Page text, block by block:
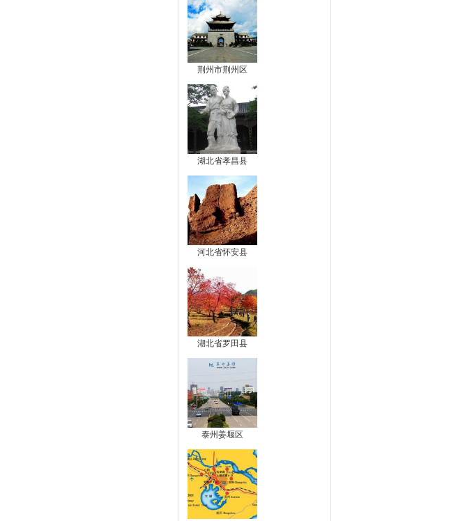
荆州市荆州区
湖北省孝昌县
河北省怀安县
湖北省罗田县
泰州姜堰区